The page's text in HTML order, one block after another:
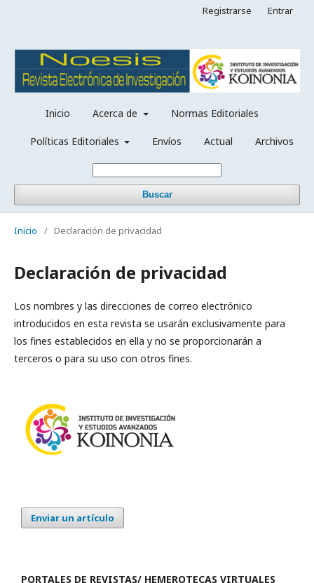
Inicio Acerca de Normas Editoriales
Políticas Editoriales Envíos Actual Archivos
Buscar
Registrarse Entrar
Inicio / Declaración de privacidad
Declaración de privacidad
Los nombres y las direcciones de correo electrónico
introducidos en esta revista se usarán exclusivamente para
los fines establecidos en ella y no se proporcionarán a
terceros o para su uso con otros fines.
Enviar un artículo
PORTALES DE REVISTAS/ HEMEROTECAS VIRTUALES